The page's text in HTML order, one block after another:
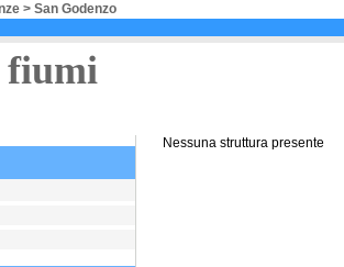
> San Godenzo
fiumi
Nessuna struttura presente